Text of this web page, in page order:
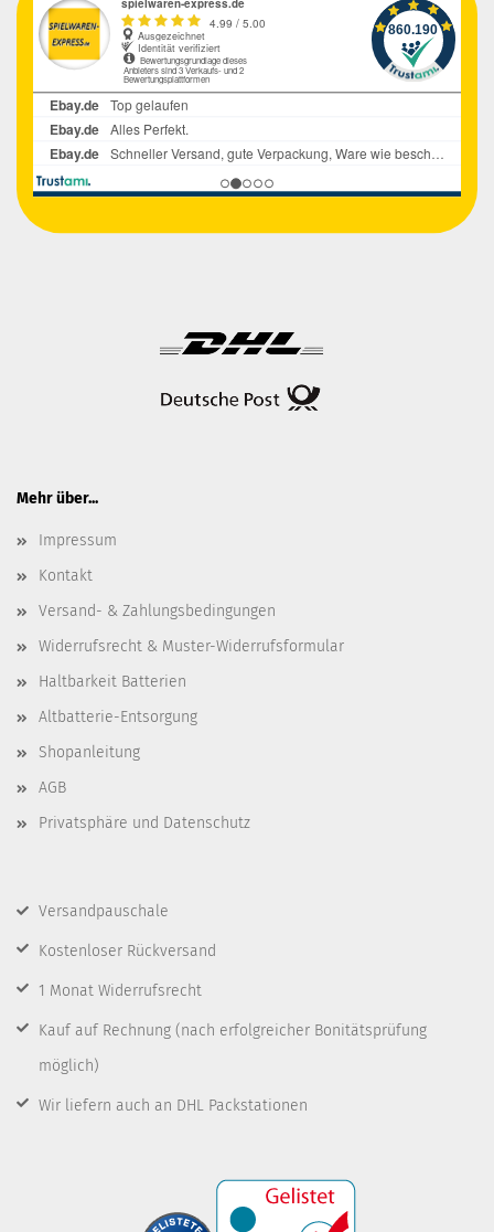
Mehr über...
Impressum
Kontakt
Versand- & Zahlungsbedingungen
Widerrufsrecht & Muster-Widerrufsformular
Haltbarkeit Batterien
Altbatterie-Entsorgung
Shopanleitung
AGB
Privatsphäre und Datenschutz
Versandpauschale
Kostenloser Rückversand
1 Monat Widerrufsrecht
Kauf auf Rechnung (nach erfolgreicher Bonitätsprüfung
möglich)
Wir liefern auch an DHL Packstationen